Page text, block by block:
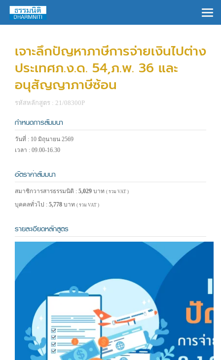
เจาะลึกปัญหาภาษีการจ่ายเงินไปต่าง
ประเทศภ.ง.ด. 54,ภ.พ. 36 และ
อนุสัญญาภาษีซ้อน
รหัสหลักสูตร : 21/08300P
กำหนดการสัมมนา
วันที่ : 10 มิถุนายน 2569
เวลา : 09.00-16.30
อัตราค่าสัมมนา
สมาชิกวารสารธรรมนิติ : 5,029 บาท ( รวม VAT )
บุคคลทั่วไป : 5,778 บาท ( รวม VAT )
รายละเอียดหลักสูตร
×